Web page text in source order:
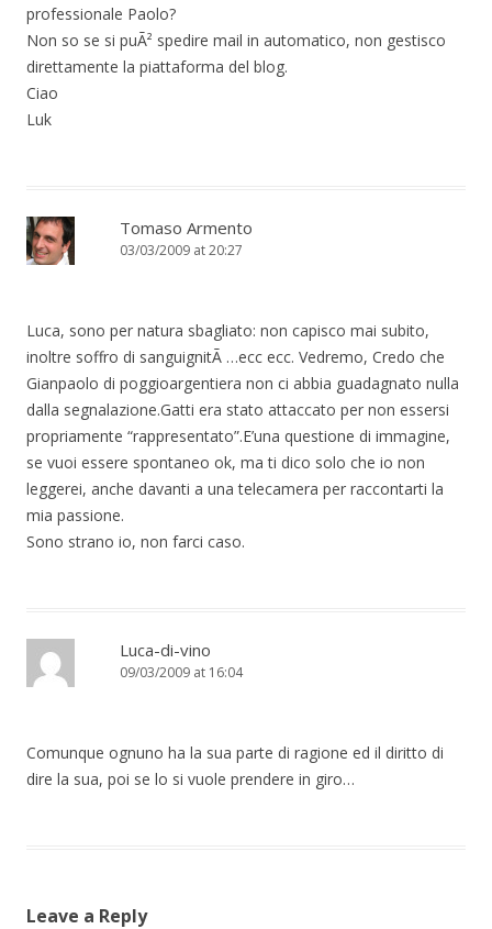
professionale Paolo?
Non so se si puÃ² spedire mail in automatico, non gestisco
direttamente la piattaforma del blog.
Ciao
Luk
Tomaso Armento
03/03/2009 at 20:27
Luca, sono per natura sbagliato: non capisco mai subito,
inoltre soffro di sanguignitÃ …ecc ecc. Vedremo, Credo che
Gianpaolo di poggioargentiera non ci abbia guadagnato nulla
dalla segnalazione.Gatti era stato attaccato per non essersi
propriamente “rappresentato”.E’una questione di immagine,
se vuoi essere spontaneo ok, ma ti dico solo che io non
leggerei, anche davanti a una telecamera per raccontarti la
mia passione.
Sono strano io, non farci caso.
Luca-di-vino
09/03/2009 at 16:04
Comunque ognuno ha la sua parte di ragione ed il diritto di
dire la sua, poi se lo si vuole prendere in giro…
Leave a Reply